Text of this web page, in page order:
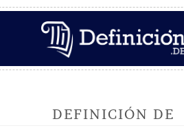
DEFINICIÓN DE